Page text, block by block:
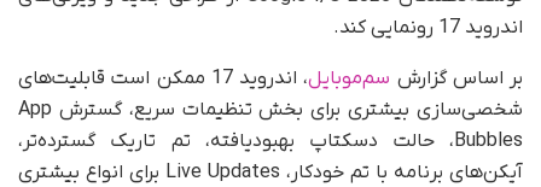
اندروید 17 رونمایی کند.
بر اساس گزارش سم‌موبایل
، اندروید 17 ممکن است قابلیت‌های
شخصی‌سازی بیشتری برای بخش تنظیمات سریع، گسترش App
Bubbles، حالت دسکتاپ بهبودیافته، تم تاریک گسترده‌تر،
آیکن‌های برنامه با تم خودکار، Live Updates برای انواع بیشتری